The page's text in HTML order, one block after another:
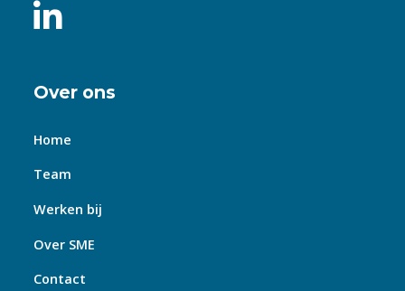
Over ons
Home
Team
Werken bij
Over SME
Contact